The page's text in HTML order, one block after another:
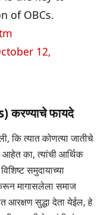
of OBCs.
12,
करण्याचे फायदे
कि त्यात कोणत्या जातीचे
का, त्यांची आर्थिक
समुदायाच्या
मागासलेला समाज
आरक्षण सुद्धा देता येईल, हे